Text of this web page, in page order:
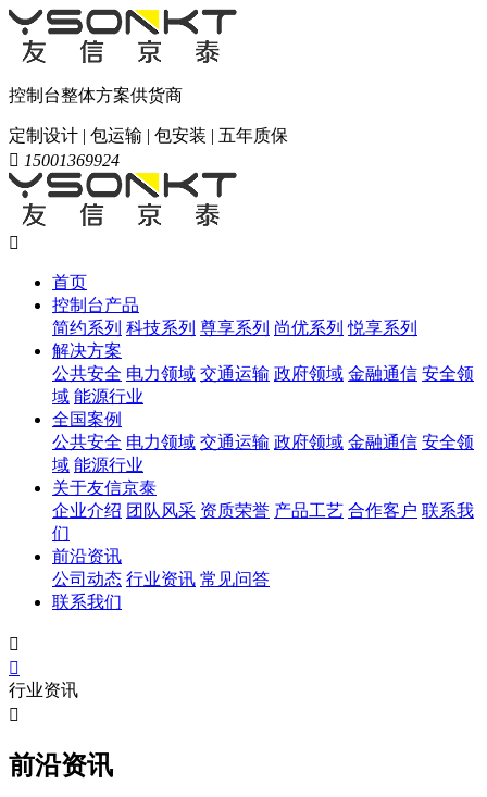
控制台整体方案供货商
定制设计 | 包运输 | 包安装 | 五年质保
 15001369924

首页
控制台产品
简约系列 科技系列 尊享系列 尚优系列 悦享系列
解决方案
公共安全 电力领域 交通运输 政府领域 金融通信 安全领
域 能源行业
全国案例
公共安全 电力领域 交通运输 政府领域 金融通信 安全领
域 能源行业
关于友信京泰
企业介绍 团队风采 资质荣誉 产品工艺 合作客户 联系我
们
前沿资讯
公司动态 行业资讯 常见问答
联系我们


行业资讯

前沿资讯